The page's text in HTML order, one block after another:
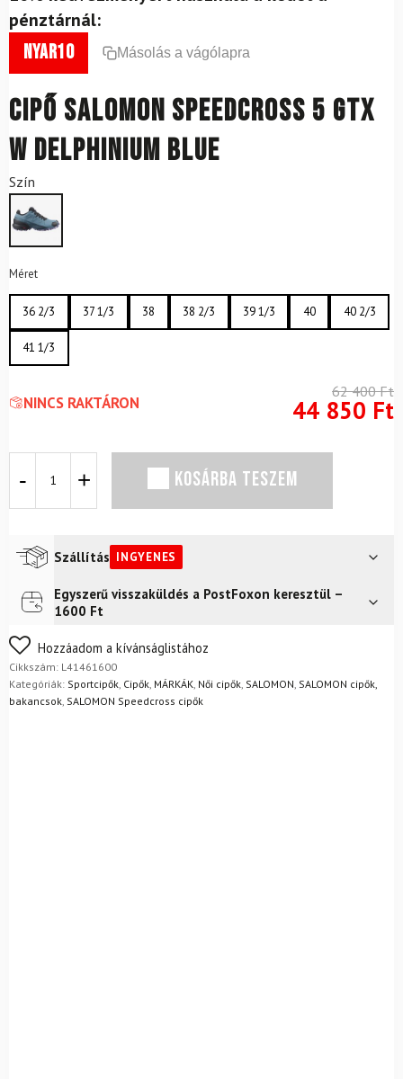
pénztárnál:
nyar10 Másolás a vágólapra
Cipő SALOMON Speedcross 5 GTX
W Delphinium Blue
Szín
Méret
36 2/3 37 1/3 38 38 2/3 39 1/3 40 40 2/3
41 1/3
NINCS RAKTÁRON
62 400Ft
44 850 Ft
SALOMON
W
Delphinium
mennyiség
KOSÁRBA TESZEM
Szállítás INGYENES
Futár a címreIngyenes
FoxPost
Egyszerű visszaküldés a PostFoxon keresztül –
1600 Ft
Nem biztos a választásában? Semmi gond – a terméket
egyszerűen visszaküldheti 14 napon belül, indoklás nélkül.
Mik a visszaküldés feltételei?
Hozzáadom a kívánságlistához
Cikkszám: L41461600
Kategóriák: Sportcipők Cipők MÁRKÁK Női cipők SALOMON SALOMON cipők,
bakancsok SALOMON Speedcross cipők